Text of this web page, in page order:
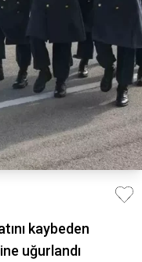
kaybeden
uğurlandı